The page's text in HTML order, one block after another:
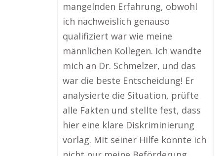
mangelnden Erfahrung, obwohl
ich nachweislich genauso
qualifiziert war wie meine
männlichen Kollegen. Ich wandte
mich an Dr. Schmelzer, und das
war die beste Entscheidung! Er
analysierte die Situation, prüfte
alle Fakten und stellte fest, dass
hier eine klare Diskriminierung
vorlag. Mit seiner Hilfe konnte ich